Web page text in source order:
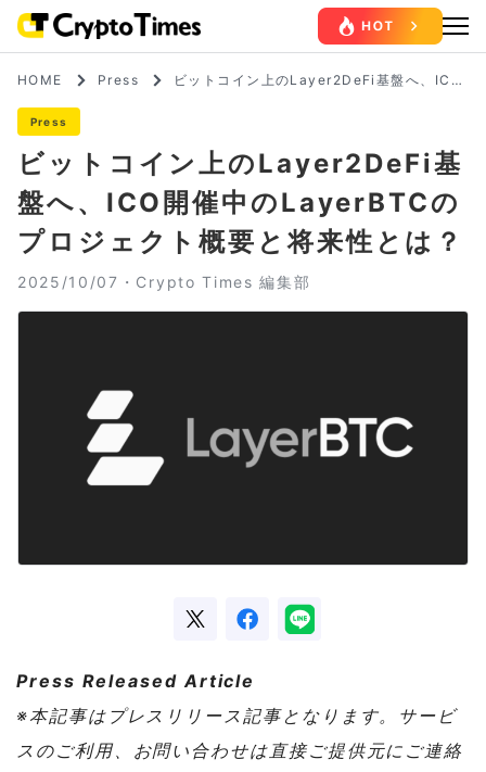
HOME Press
ビットコイン上のLayer2DeFi基盤へ、ICO
Press
ビットコイン上のLayer2DeFi基
盤へ、ICO開催中のLayerBTCの
プロジェクト概要と将来性とは？
2025/10/07・ Crypto Times 編集部
Press Released Article
※本記事はプレスリリース記事となります。サービ
スのご利用、お問い合わせは直接ご提供元にご連絡